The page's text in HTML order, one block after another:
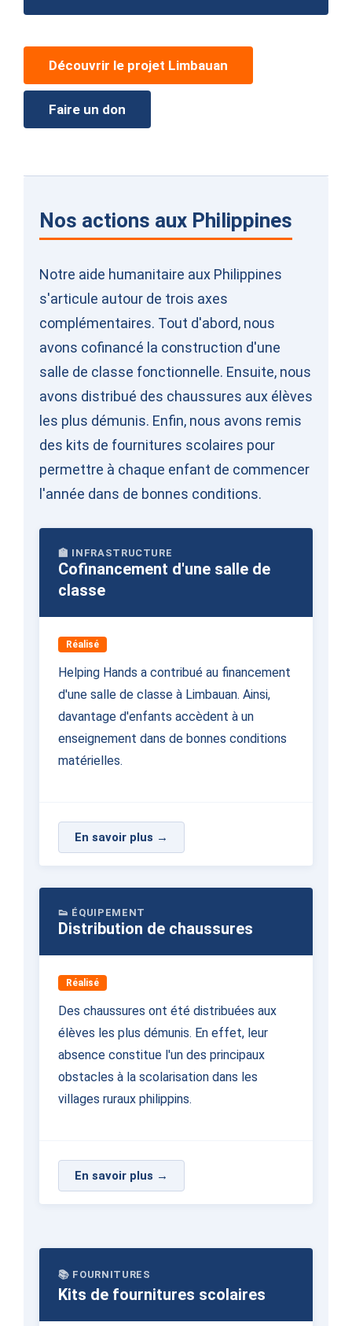
Découvrir le projet Limbauan
Faire un don
Nos actions aux Philippines
Notre aide humanitaire aux Philippines
s'articule autour de trois axes
complémentaires. Tout d'abord, nous
avons cofinancé la construction d'une
salle de classe fonctionnelle. Ensuite, nous
avons distribué des chaussures aux élèves
les plus démunis. Enfin, nous avons remis
des kits de fournitures scolaires pour
permettre à chaque enfant de commencer
l'année dans de bonnes conditions.
🏫 INFRASTRUCTURE
Cofinancement d'une salle de
classe
Réalisé
Helping Hands a contribué au financement
d'une salle de classe à Limbauan. Ainsi,
davantage d'enfants accèdent à un
enseignement dans de bonnes conditions
matérielles.
En savoir plus →
👟 ÉQUIPEMENT
Distribution de chaussures
Réalisé
Des chaussures ont été distribuées aux
élèves les plus démunis. En effet, leur
absence constitue l'un des principaux
obstacles à la scolarisation dans les
villages ruraux philippins.
En savoir plus →
📚 FOURNITURES
Kits de fournitures scolaires